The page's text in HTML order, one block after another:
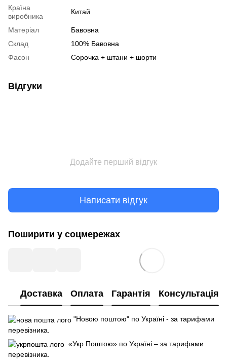
Країна
виробника
Китай
Матеріал
Бавовна
Склад
100% Бавовна
Фасон
Сорочка + штани + шорти
Відгуки
Додайте перший відгук
Написати відгук
Поширити у соцмережах
Доставка Оплата Гарантія Консультація
"Новою поштою" по Україні - за тарифами
перевізника.
«Укр Поштою» по Україні – за тарифами
перевізника.